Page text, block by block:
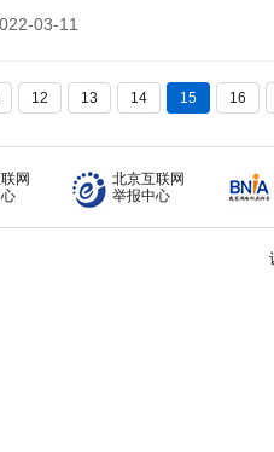
03-11
12 13 14 15 16
网
北京互联网
举报中心